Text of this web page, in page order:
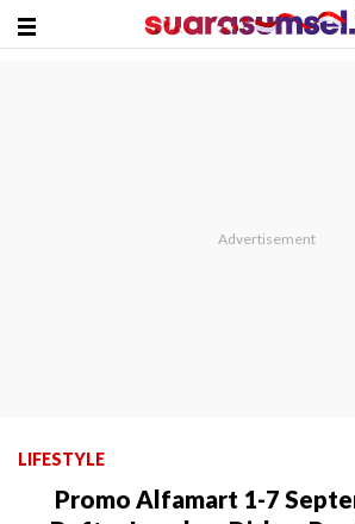
LIFESTYLE
Promo Alfamart 1-7